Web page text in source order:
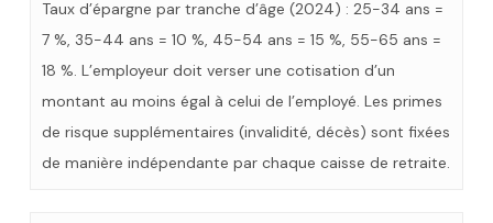
Taux d’épargne par tranche d’âge (2024) : 25-34 ans =
7 %, 35-44 ans = 10 %, 45-54 ans = 15 %, 55-65 ans =
18 %. L’employeur doit verser une cotisation d’un
montant au moins égal à celui de l’employé. Les primes
de risque supplémentaires (invalidité, décès) sont fixées
de manière indépendante par chaque caisse de retraite.